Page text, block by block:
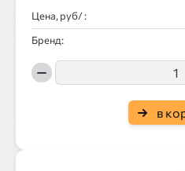
Цена, руб/ :
Бренд:
в